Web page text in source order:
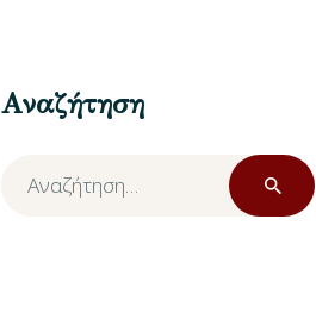
Αναζήτηση
Αναζήτηση
για: